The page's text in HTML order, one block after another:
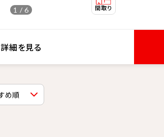
1 / 6
詳細を見る